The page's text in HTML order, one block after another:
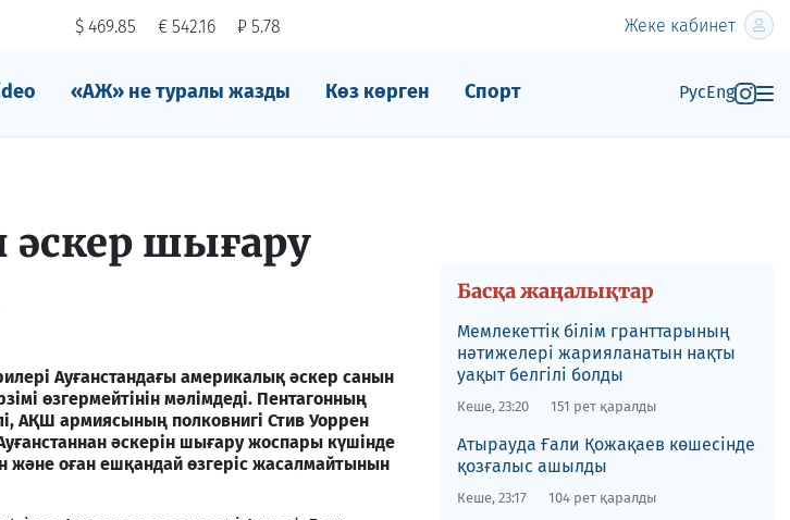
$ 469.85 € 542.16 ₽ 5.78 Жеке кабинет
«АЖ» не туралы жазды Көз көрген Спорт РусEng
шығару
Ауғанстандағы америкалық әскер санын
өзгермейтінін мәлімдеді. Пентагонның
АҚШ армиясының полковнигі Стив Уоррен
әскерін шығару жоспары күшінде
және оған ешқандай өзгеріс жасалмайтынын
Басқа жаңалықтар
Мемлекеттік білім гранттарының
нәтижелері жарияланатын нақты
уақыт белгілі болды
Кеше, 23:20 151 рет қаралды
​Атырауда Ғали Қожақаев көшесінде
қозғалыс ашылды
Кеше, 23:17 104 рет қаралды